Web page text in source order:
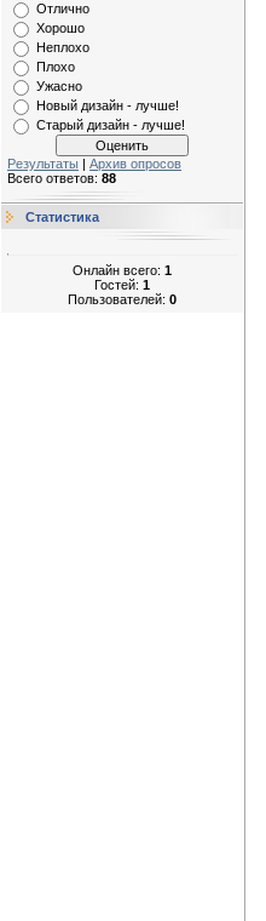
Отлично
Хорошо
Неплохо
Плохо
Ужасно
Новый дизайн - лучше!
Старый дизайн - лучше!
Результаты | Архив опросов
Всего ответов: 88
Статистика
Онлайн всего: 1
Гостей: 1
Пользователей: 0